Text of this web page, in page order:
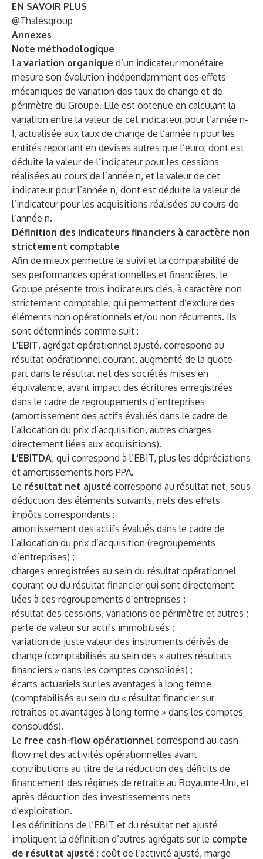
EN SAVOIR PLUS
@Thalesgroup
Annexes
Note méthodologique
La variation organique d’un indicateur monétaire
mesure son évolution indépendamment des effets
mécaniques de variation des taux de change et de
périmètre du Groupe. Elle est obtenue en calculant la
variation entre la valeur de cet indicateur pour l’année n-
1, actualisée aux taux de change de l’année n pour les
entités reportant en devises autres que l’euro, dont est
déduite la valeur de l’indicateur pour les cessions
réalisées au cours de l’année n, et la valeur de cet
indicateur pour l’année n, dont est déduite la valeur de
l’indicateur pour les acquisitions réalisées au cours de
l’année n.
Définition des indicateurs financiers à caractère non
strictement comptable
Afin de mieux permettre le suivi et la comparabilité de
ses performances opérationnelles et financières, le
Groupe présente trois indicateurs clés, à caractère non
strictement comptable, qui permettent d’exclure des
éléments non opérationnels et/ou non récurrents. Ils
sont déterminés comme suit :
L'EBIT, agrégat opérationnel ajusté, correspond au
résultat opérationnel courant, augmenté de la quote-
part dans le résultat net des sociétés mises en
équivalence, avant impact des écritures enregistrées
dans le cadre de regroupements d’entreprises
(amortissement des actifs évalués dans le cadre de
l’allocation du prix d’acquisition, autres charges
directement liées aux acquisitions).
L’EBITDA, qui correspond à l’EBIT, plus les dépréciations
et amortissements hors PPA.
Le résultat net ajusté correspond au résultat net, sous
déduction des éléments suivants, nets des effets
impôts correspondants :
amortissement des actifs évalués dans le cadre de
l’allocation du prix d’acquisition (regroupements
d’entreprises) ;
charges enregistrées au sein du résultat opérationnel
courant ou du résultat financier qui sont directement
liées à ces regroupements d’entreprises ;
résultat des cessions, variations de périmètre et autres ;
perte de valeur sur actifs immobilisés ;
variation de juste valeur des instruments dérivés de
change (comptabilisés au sein des « autres résultats
financiers » dans les comptes consolidés) ;
écarts actuariels sur les avantages à long terme
(comptabilisés au sein du « résultat financier sur
retraites et avantages à long terme » dans les comptes
consolidés).
Le free cash-flow opérationnel correspond au cash-
flow net des activités opérationnelles avant
contributions au titre de la réduction des déficits de
financement des régimes de retraite au Royaume-Uni, et
après déduction des investissements nets
d'exploitation.
Les définitions de l’EBIT et du résultat net ajusté
impliquent la définition d’autres agrégats sur le compte
de résultat ajusté : coût de l’activité ajusté, marge